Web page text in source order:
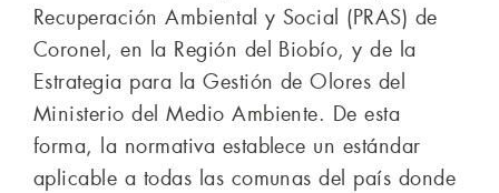
Recuperación Ambiental y Social (PRAS) de
Coronel, en la Región del Biobío, y de la
Estrategia para la Gestión de Olores del
Ministerio del Medio Ambiente. De esta
forma, la normativa establece un estándar
aplicable a todas las comunas del país donde